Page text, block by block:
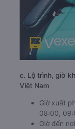
c. Lộ trình, giờ
Việt Nam
Giờ xuất
08:00,
Giờ đến